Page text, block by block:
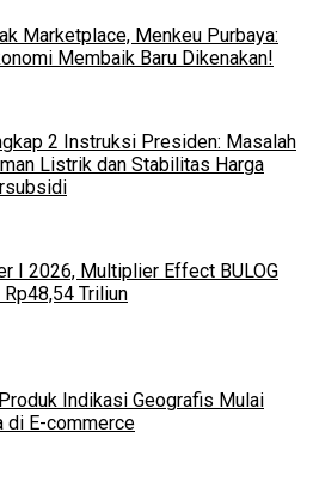
Marketplace, Menkeu Purbaya:
Membaik Baru Dikenakan!
2 Instruksi Presiden: Masalah
Listrik dan Stabilitas Harga
I 2026, Multiplier Effect BULOG
Triliun
Indikasi Geografis Mulai
di E-commerce